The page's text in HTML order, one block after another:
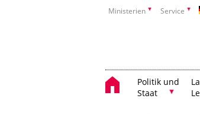
Ministerien Service
Politik und
Staat